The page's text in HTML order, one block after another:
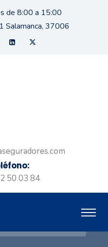
de 8:00 a 15:00
Salamanca, 37006
50 03 84